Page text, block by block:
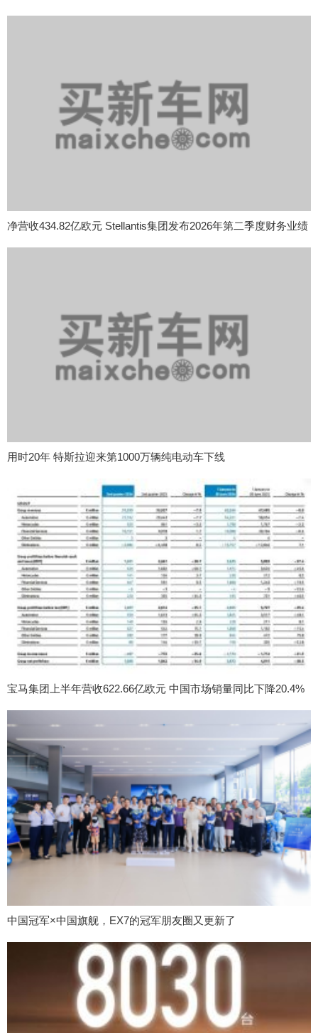
净营收434.82亿欧元 Stellantis集团发布2026年第二季度财务业绩
用时20年 特斯拉迎来第1000万辆纯电动车下线
宝马集团上半年营收622.66亿欧元 中国市场销量同比下降20.4%
中国冠军×中国旗舰，EX7的冠军朋友圈又更新了